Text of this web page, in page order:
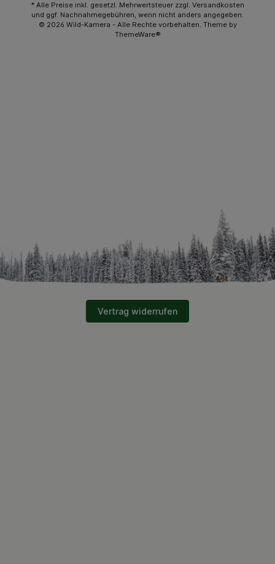
* Alle Preise inkl. gesetzl. Mehrwertsteuer zzgl. Versandkosten
und ggf. Nachnahmegebühren, wenn nicht anders angegeben.
© 2026 Wild-Kamera - Alle Rechte vorbehalten. Theme by
ThemeWare®
Vertrag widerrufen